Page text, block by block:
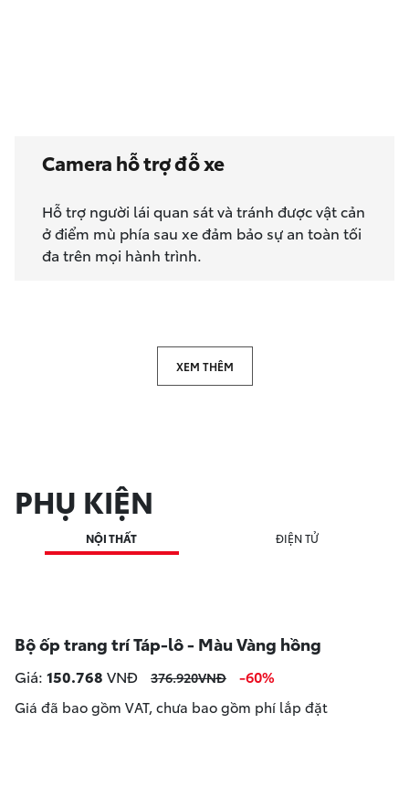
Camera hỗ trợ đỗ xe
Hỗ trợ người lái quan sát và tránh được vật cản
ở điểm mù phía sau xe đảm bảo sự an toàn tối
đa trên mọi hành trình.
XEM THÊM
PHỤ KIỆN
NỘI THẤT ĐIỆN TỬ
Bộ ốp trang trí Táp-lô - Màu Vàng hồng
Giá: 150.768 VNĐ 376.920VNĐ -60%
Giá đã bao gồm VAT, chưa bao gồm phí lắp đặt